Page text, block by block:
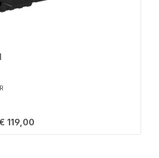
Regulärer Preis:
€ 119,00